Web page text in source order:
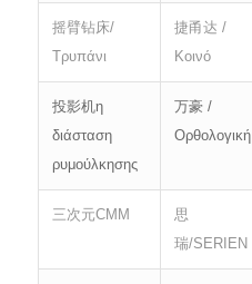
摇臂钻床/
Τρυπάνι
捷甬达 /
Κοινό
投影机η
διάσταση
ρυμούλκησης
万豪 /
Ορθολογική
三次元CMM
思
瑞/SERIEN